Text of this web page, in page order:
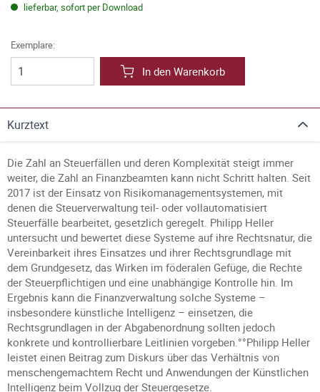
lieferbar, sofort per Download
Exemplare:
In den Warenkorb
Kurztext
Die Zahl an Steuerfällen und deren Komplexität steigt immer
weiter, die Zahl an Finanzbeamten kann nicht Schritt halten. Seit
2017 ist der Einsatz von Risikomanagementsystemen, mit
denen die Steuerverwaltung teil- oder vollautomatisiert
Steuerfälle bearbeitet, gesetzlich geregelt. Philipp Heller
untersucht und bewertet diese Systeme auf ihre Rechtsnatur, die
Vereinbarkeit ihres Einsatzes und ihrer Rechtsgrundlage mit
dem Grundgesetz, das Wirken im föderalen Gefüge, die Rechte
der Steuerpflichtigen und eine unabhängige Kontrolle hin. Im
Ergebnis kann die Finanzverwaltung solche Systeme –
insbesondere künstliche Intelligenz – einsetzen, die
Rechtsgrundlagen in der Abgabenordnung sollten jedoch
konkrete und kontrollierbare Leitlinien vorgeben.°°Philipp Heller
leistet einen Beitrag zum Diskurs über das Verhältnis von
menschengemachtem Recht und Anwendungen der Künstlichen
Intelligenz beim Vollzug der Steuergesetze.